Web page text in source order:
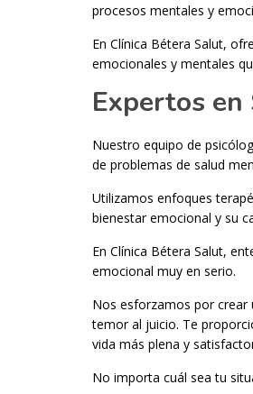
procesos mentales y
En Clínica Bétera Salut,
emocionales y mentales
Expertos
Nuestro equipo de
de problemas de salud
Utilizamos enfoques
bienestar emocional y su
En Clínica Bétera Salut,
emocional muy en serio.
Nos esforzamos por crear
temor al juicio. Te
vida más plena y
No importa cuál sea tu